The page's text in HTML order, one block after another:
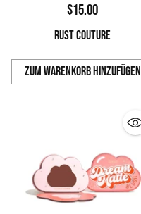
$15.00
RUST COUTURE
Zum Warenkorb hinzufügen
Anzahl